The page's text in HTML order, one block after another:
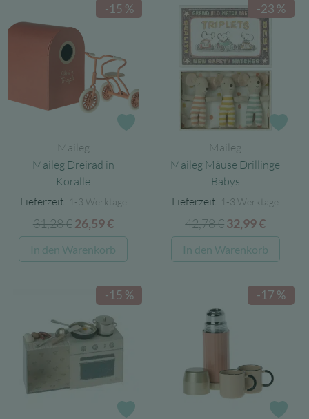
Zur Wunschliste
-15 %
Maileg
Maileg Dreirad in
Koralle
Lieferzeit: 1-3 Werktage
31,28€ Ursprünglicher
Preis
war:
26,59€Aktueller
Preis
ist:
In den Warenkorb
-23 %
Maileg
Maileg Mäuse Drillinge
Babys
Lieferzeit: 1-3 Werktage
42,78€Ursprünglicher
Preis
war:
32,99€
Preis
ist:
In den Warenkorb
-15 % -17 %